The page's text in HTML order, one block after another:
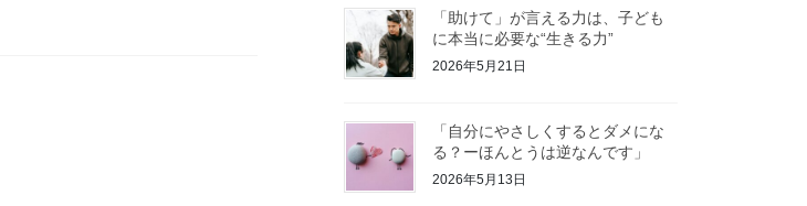
「助けて」が言える力は、子ども
に本当に必要な“生きる力”
2026年5月21日
「自分にやさしくするとダメにな
る？ーほんとうは逆なんです」
2026年5月13日